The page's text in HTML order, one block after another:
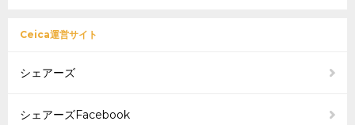
Ceica運営サイト
シェアーズ
シェアーズFacebook